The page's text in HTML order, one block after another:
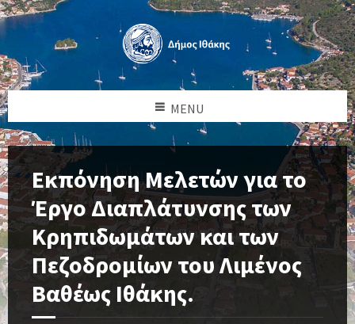
MENU
Εκπόνηση Μελετών για το
Έργο Διαπλάτυνσης των
Κρηπιδωμάτων και των
Πεζοδρομίων του Λιμένος
Βαθέως Ιθάκης.